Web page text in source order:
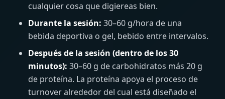
cualquier cosa que digiereas bien.
Durante la sesión: 30–60 g/hora de una
bebida deportiva o gel, bebido entre intervalos.
Después de la sesión (dentro de los 30
minutos): 30–60 g de carbohidratos más 20 g
de proteína. La proteína apoya el proceso de
turnover alrededor del cual está diseñado el